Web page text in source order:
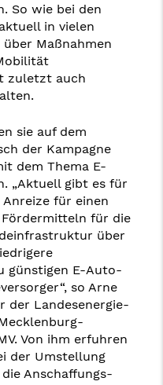
So wie bei den
in vielen
Maßnahmen
zuletzt auch
sie auf dem
der Kampagne
dem Thema E-
„Aktuell gibt es für
für einen
Fördermitteln für die
über
günstigen E-Auto-
so Arne
der Landesenergie-
Von ihm erfuhren
der Umstellung
Anschaffungs-